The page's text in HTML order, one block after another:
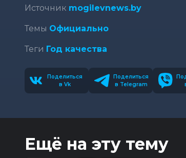
Источник mogilevnews.by
Темы Официально
Теги Год качества
Поделиться
в Vk
Поделиться
в Telegram
Ещё на эту тему